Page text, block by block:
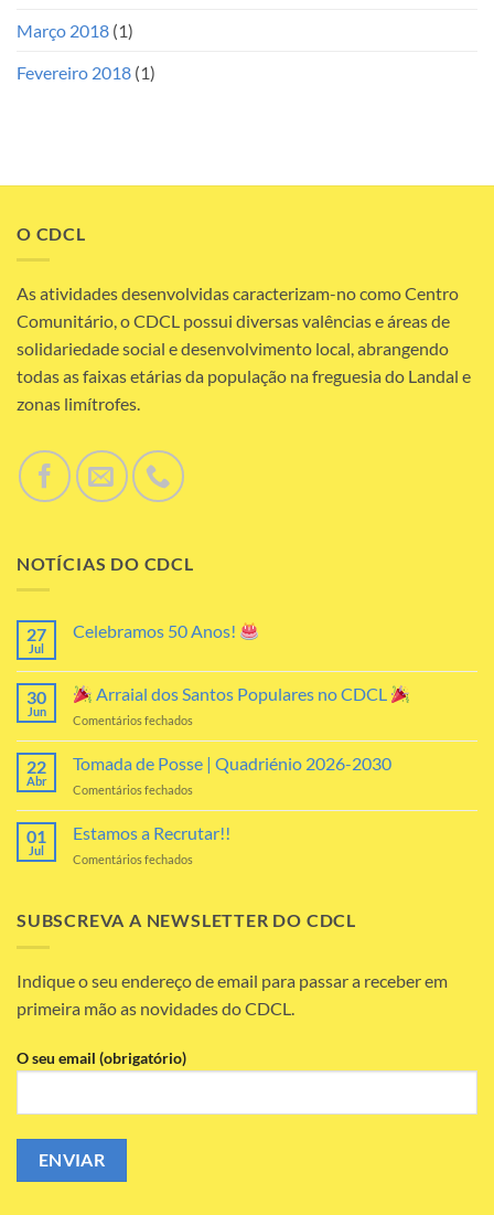
Março 2018 (1)
Fevereiro 2018 (1)
O CDCL
As atividades desenvolvidas caracterizam-no como Centro
Comunitário, o CDCL possui diversas valências e áreas de
solidariedade social e desenvolvimento local, abrangendo
todas as faixas etárias da população na freguesia do Landal e
zonas limítrofes.
NOTÍCIAS DO CDCL
27
Jul
Celebramos 50 Anos!
comentários
Celebramos
Anos!
30
Jun
Arraial dos Santos Populares no CDCL
Comentários fechados
Arraial
dos
Santos
Populares
no
22
Abr
Tomada de Posse | Quadriénio 2026-2030
Comentários fechados
Tomada
de
|
2030
01
Jul
Estamos a Recrutar!!
Comentários fechados
Recrutar!!
SUBSCREVA A NEWSLETTER DO CDCL
Indique o seu endereço de email para passar a receber em
primeira mão as novidades do CDCL.
O seu email (obrigatório)